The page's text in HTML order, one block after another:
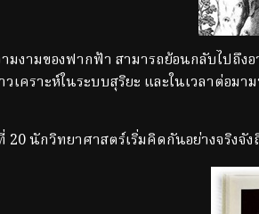
มของฟากฟ้า สามารถย้อนกลับไปถึงอ
เคราะห์ในระบบสุริยะ และในเวลาต่อ
กวิทยาศาสตร์เริ่มคิดกันอย่างจริงจังถึ